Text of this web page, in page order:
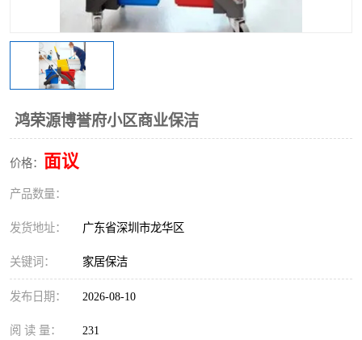
鸿荣源博誉府小区商业保洁
价格： 面议
产品数量：
发货地址： 广东省深圳市龙华区
关键词： 家居保洁
发布日期： 2026-08-10
阅 读 量： 231